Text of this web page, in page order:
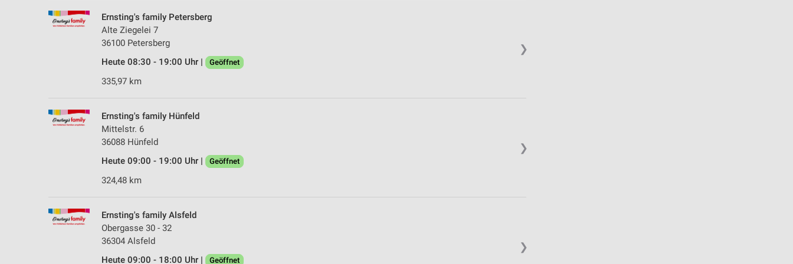
❯
Ernsting's family Petersberg
Alte Ziegelei 7
36100 Petersberg
Heute 08:30 - 19:00 Uhr |
Geöffnet
335,97 km
❯
Ernsting's family Hünfeld
Mittelstr. 6
36088 Hünfeld
Heute 09:00 - 19:00 Uhr |
Geöffnet
324,48 km
❯
Ernsting's family Alsfeld
Obergasse 30 - 32
36304 Alsfeld
Heute 09:00 - 18:00 Uhr |
Geöffnet